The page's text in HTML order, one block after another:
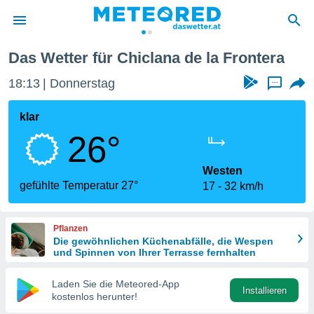
wurde
dass
sind.
diese
Das Wetter für Chiclana de la Frontera
18:13 Donnerstag ...
klar
26°
gefühlte Temperatur 27°
Westen
17
32 km/h
Pflanzen
Die gewöhnlichen Küchenabfälle, die Wespen
und Spinnen von Ihrer Terrasse fernhalten
Laden Sie die Meteored-App
kostenlos herunter!
Installieren